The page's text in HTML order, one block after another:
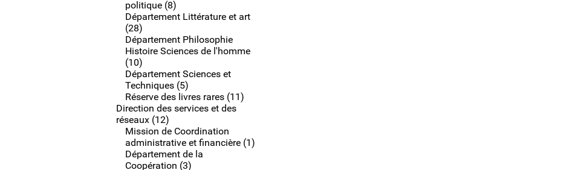
politique (8)
Département Littérature et art
(28)
Département Philosophie
Histoire Sciences de l'homme
(10)
Département Sciences et
Techniques (5)
Réserve des livres rares (11)
Direction des services et des
réseaux (12)
Mission de Coordination
administrative et financière (1)
Département de la
Coopération (3)